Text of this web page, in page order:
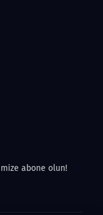
abone olun!